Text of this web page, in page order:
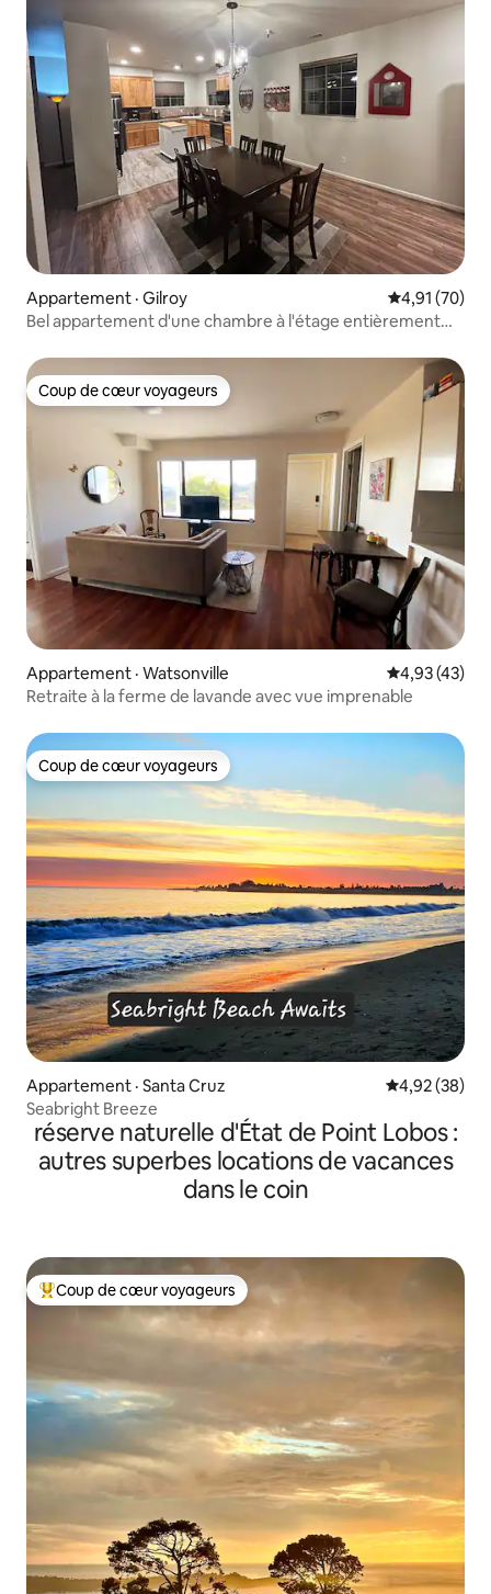
Appartement · Gilroy Note
4,91 (70)
Bel appartement d'une chambre à l'étage entièrement
Coup de cœur voyageurs
Coup de cœur voyageurs
Appartement · Watsonville Note
4,93 (43)
Retraite à la ferme de lavande avec vue imprenable
Coup de cœur voyageurs
Coup de cœur voyageurs
Appartement · Santa Cruz Note
4,92 (38)
Seabright Breeze
réserve naturelle d'État de Point Lobos :
autres superbes locations de vacances
dans le coin
Coup de cœur voyageurs parmi les plus aimés
Coup de cœur voyageurs